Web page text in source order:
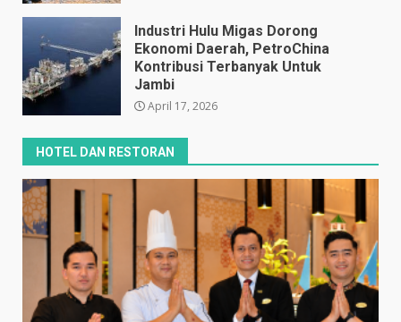
Industri Hulu Migas Dorong
Ekonomi Daerah, PetroChina
Kontribusi Terbanyak Untuk
Jambi
April 17, 2026
HOTEL DAN RESTORAN